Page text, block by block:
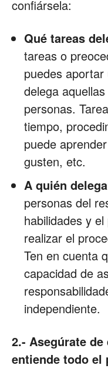
confiársela:
Qué tareas
tareas o
puedes
delega
personas.
tiempo,
puede
gusten, etc.
A quién
personas del
habilidades y
realizar el
Ten en cuenta
capacidad de
independiente.
2.- Asegúrate
entiende todo el